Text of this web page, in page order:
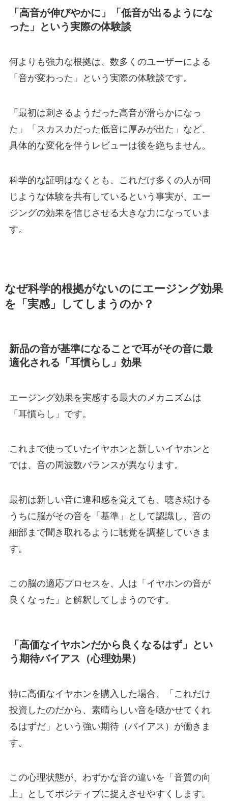
「高音が伸びやかに」「低音が出るようにな
った」という実際の体験談
何よりも強力な根拠は、数多くのユーザーによる
「音が変わった」という実際の体験談です。
「最初は刺さるようだった高音が滑らかになっ
た」「スカスカだった低音に厚みが出た」など、
具体的な変化を伴うレビューは後を絶ちません。
科学的な証明はなくとも、これだけ多くの人が同
じような体験を共有しているという事実が、エー
ジングの効果を信じさせる大きな力になっていま
す。
なぜ科学的根拠がないのにエージング効果
を「実感」してしまうのか？
新品の音が基準になることで耳がその音に最
適化される「耳慣らし」効果
エージング効果を実感する最大のメカニズムは
「耳慣らし」です。
これまで使っていたイヤホンと新しいイヤホンと
では、音の周波数バランスが異なります。
最初は新しい音に違和感を覚えても、聴き続ける
うちに脳がその音を「基準」として認識し、音の
細部まで聞き取れるように聴覚を調整していきま
す。
この脳の適応プロセスを、人は「イヤホンの音が
良くなった」と解釈してしまうのです。
「高価なイヤホンだから良くなるはず」とい
う期待バイアス（心理効果）
特に高価なイヤホンを購入した場合、「これだけ
投資したのだから、素晴らしい音を聴かせてくれ
るはずだ」という強い期待（バイアス）が働きま
す。
この心理状態が、わずかな音の違いを「音質の向
上」としてポジティブに捉えさせやすくします。